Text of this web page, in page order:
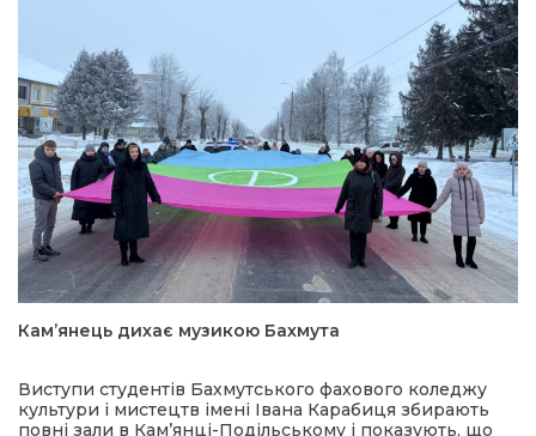
Кам’янець дихає музикою Бахмута
Виступи студентів Бахмутського фахового коледжу
культури і мистецтв імені Івана Карабиця збирають
повні зали в Кам’янці-Подільському і показують, що